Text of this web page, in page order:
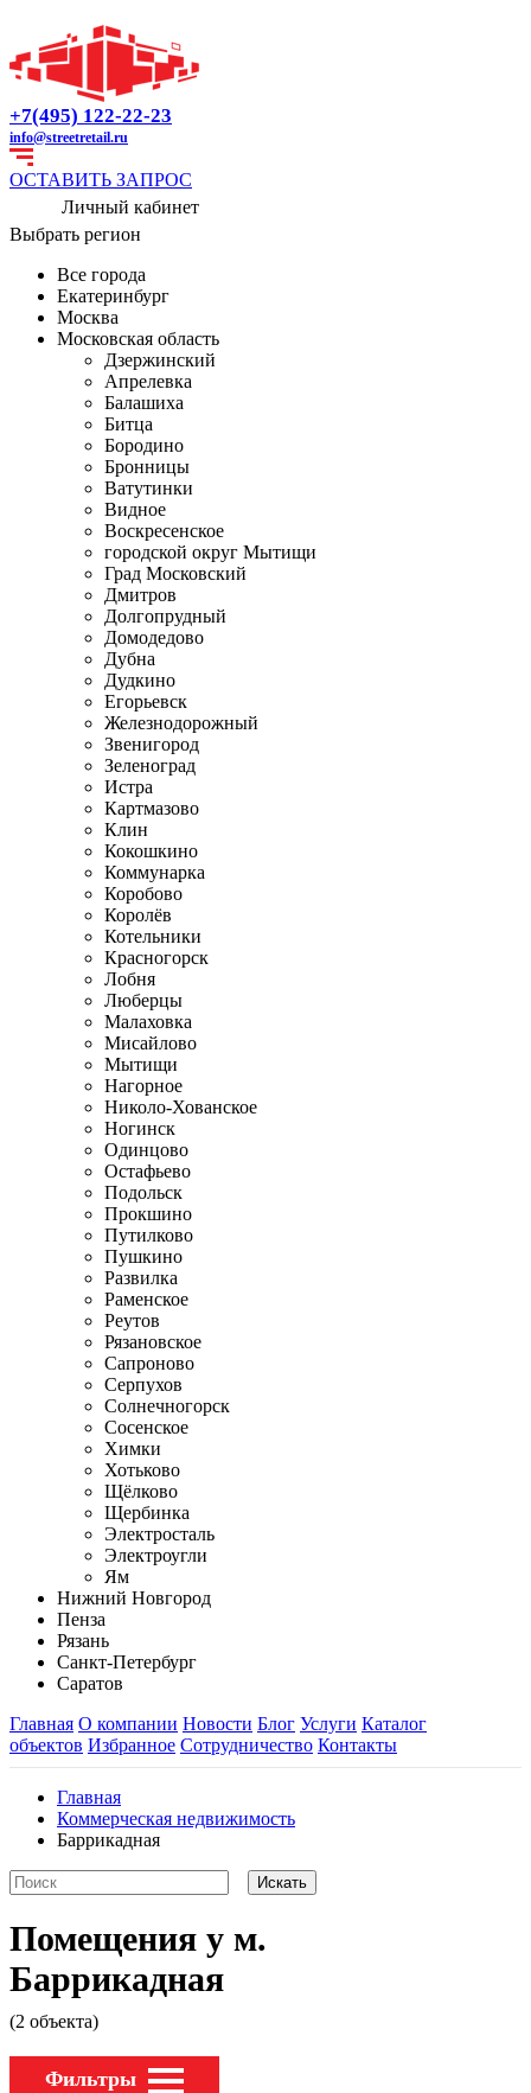
+7(495) 122-22-23
info@streetretail.ru
ОСТАВИТЬ ЗАПРОС
Личный кабинет
Выбрать регион
Все города
Екатеринбург
Москва
Московская область
Дзержинский
Апрелевка
Балашиха
Битца
Бородино
Бронницы
Ватутинки
Видное
Воскресенское
городской округ Мытищи
Град Московский
Дмитров
Долгопрудный
Домодедово
Дубна
Дудкино
Егорьевск
Железнодорожный
Звенигород
Зеленоград
Истра
Картмазово
Клин
Кокошкино
Коммунарка
Коробово
Королёв
Котельники
Красногорск
Лобня
Люберцы
Малаховка
Мисайлово
Мытищи
Нагорное
Николо-Хованское
Ногинск
Одинцово
Остафьево
Подольск
Прокшино
Путилково
Пушкино
Развилка
Раменское
Реутов
Рязановское
Сапроново
Серпухов
Солнечногорск
Сосенское
Химки
Хотьково
Щёлково
Щербинка
Электросталь
Электроугли
Ям
Нижний Новгород
Пенза
Рязань
Санкт-Петербург
Саратов
Главная О компании Новости Блог Услуги Каталог
объектов Избранное Сотрудничество Контакты
Главная
Коммерческая недвижимость
Баррикадная
Помещения у м.
Баррикадная
(2 объекта)
Фильтры